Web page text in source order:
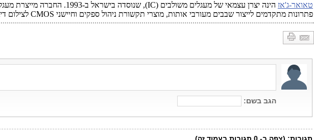
טאואר-ג'אז הינה יצרן עצמאי של מעגלים משולבים (IC), שנוסדה בישראל ב-1993. החברה מייצרת מעגלים משולבים
פתרונות מתקדמים לייצור שבבים מעורבי אותות, מוצרי תקשורת ניהול ספקים וחיישני CMOS לצילום דיגיטלי. לחברה 4